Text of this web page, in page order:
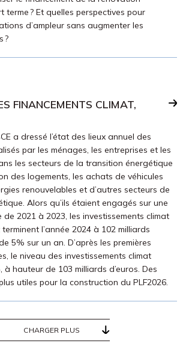
terme ? Et quelles perspectives pour
d’ampleur sans augmenter les
?
FINANCEMENTS CLIMAT,
a dressé l’état des lieux annuel des
par les ménages, les entreprises et les
les secteurs de la transition énergétique
des logements, les achats de véhicules
renouvelables et d’autres secteurs de
Alors qu’ils étaient engagés sur une
2021 à 2023, les investissements climat
l’année 2024 à 102 milliards
5% sur un an. D’après les premières
le niveau des investissements climat
hauteur de 103 milliards d’euros. Des
utiles pour la construction du PLF2026.
CHARGER PLUS